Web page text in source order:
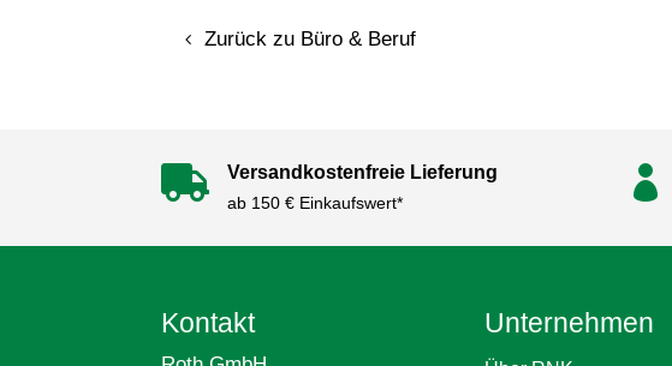
Zurück zu Büro & Beruf
 Versandkostenfreie Lieferung
ab 150 € Einkaufswert*

Kontakt Unternehmen